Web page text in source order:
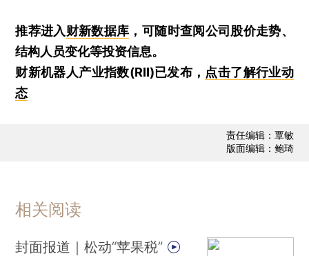
推荐进入财新数据库 ，可随时查阅公司股价走势、
结构人员变化等投资信息。
财新机器人产业指数(RII)已发布， 点击了解行业动
态
责任编辑：覃敏
版面编辑：鲍琦
相关阅读
封面报道｜松动“苹果税”